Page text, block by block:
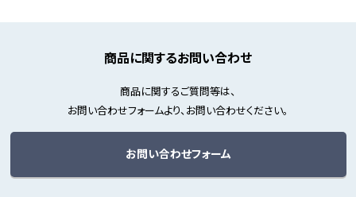
商品に関するお問い合わせ
商品に関するご質問等は、
お問い合わせフォームより、お問い合わせください。
お問い合わせフォーム